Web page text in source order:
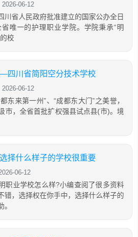
06-12
川省人民政府批准建立的国家公办全日
唯一的护理职业学院。学院秉承“明
校
四川省简阳空分技术学校
06-12
东来第一州”、“成都东大门”之美誉，
市，全省首批扩权强县试点县(市)。境
择什么样子的学校很重要
06-12
职业学校怎么样?小编查阅了很多资料
错，选择权在你手中，选择什么样子的